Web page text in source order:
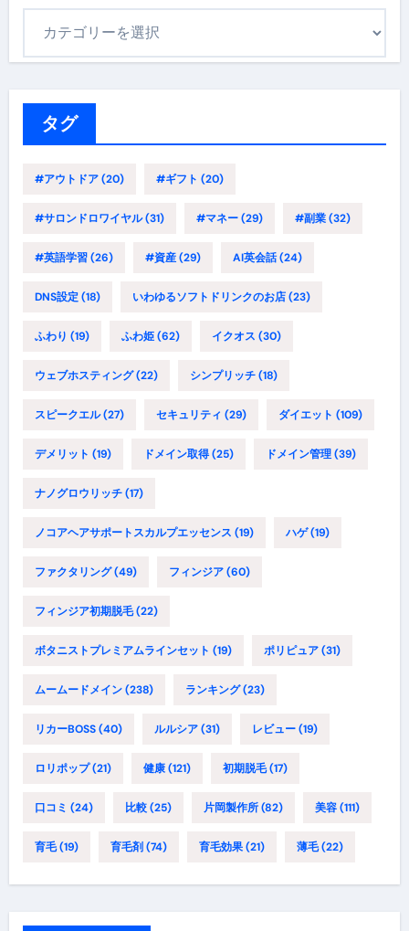
タグ
#アウトドア(20) #ギフト (20)
#サロンドロワイヤル(31) #マネー(29) #副業(32)
#英語学習(26) #資産(29) AI英会話(24)
DNS設定(18) いわゆるソフトドリンクのお店(23)
ふわり (19) ふわ姫(62) イクオス (30)
ウェブホスティング(22) シンプリッチ(18)
スピークエル(27) セキュリティ (29) ダイエット (109)
デメリット (19) ドメイン取得(25) ドメイン管理(39)
ナノグロウリッチ(17)
ノコアヘアサポートスカルプエッセンス (19) ハゲ(19)
ファクタリング(49) フィンジア(60)
フィンジア初期脱毛(22)
ボタニストプレミアムラインセット (19) ポリピュア(31)
ムームードメイン(238) ランキング(23)
リカーBOSS(40) ルルシア(31) レビュー(19)
ロリポップ(21) 健康(121) 初期脱毛(17)
口コミ (24) 比較(25) 片岡製作所(82) 美容(111)
育毛(19) 育毛剤(74) 育毛効果(21) 薄毛(22)